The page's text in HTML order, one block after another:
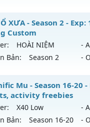
Non Reset
Mu Nguyên bản
XShield
ĐỊA MU SS6.15 -
mới ra tháng 08
5555x - Drop: 100%
loại: Mu Custom thêm
SPK
XƯA - Season 2 -
Custom
HOÀI NIỆM -
Bản:
Season 2 -
CỔ XƯA - Cày Cuốc
mới ra tháng 08
100x - Drop: 10%
Mu - Season 16-20
activity freebies
X40 Low -
Bản:
Season 16-20 -